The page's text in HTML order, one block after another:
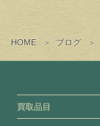
HOME ブログ
買取品目